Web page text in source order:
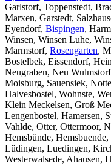
Garlstorf, Toppenstedt,
Marxen, Garstedt,
Eyendorf, Bispingen,
Winsen, Winsen Luhe,
Marmstorf, Rosengarten,
Bostelbek, Eissendorf,
Neugraben, Neu
Moisburg, Sauensiek,
Halvesbostel, Wohnste,
Klein Meckelsen, Groß
Lengenbostel, Hamersen,
Vahlde, Otter, Ottermoor,
Hemsbünde,
Lüdingen, Luedingen,
Westerwalsede, Ahausen,